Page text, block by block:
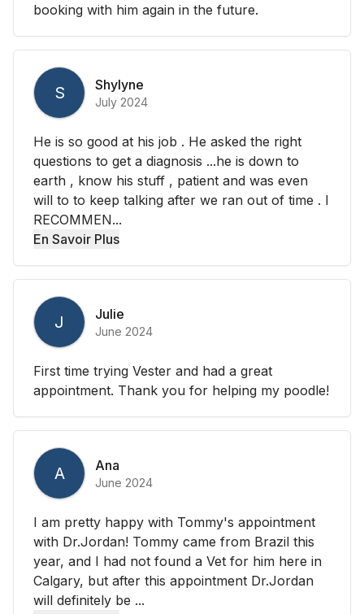
booking with him again in the future.
S Shylyne
July 2024
He is so good at his job . He asked the right
questions to get a diagnosis ...he is down to
earth , know his stuff , patient and was even
will to to keep talking after we ran out of time . I
RECOMMEN...
En Savoir Plus
J Julie
June 2024
First time trying Vester and had a great
appointment. Thank you for helping my poodle!
A Ana
June 2024
I am pretty happy with Tommy's appointment
with Dr.Jordan! Tommy came from Brazil this
year, and I had not found a Vet for him here in
Calgary, but after this appointment Dr.Jordan
will definitely be ...